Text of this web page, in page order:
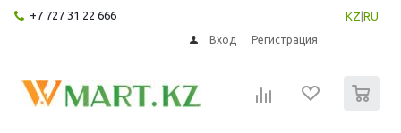
+7 727 31 22 666 KZ RU
Вход Регистрация